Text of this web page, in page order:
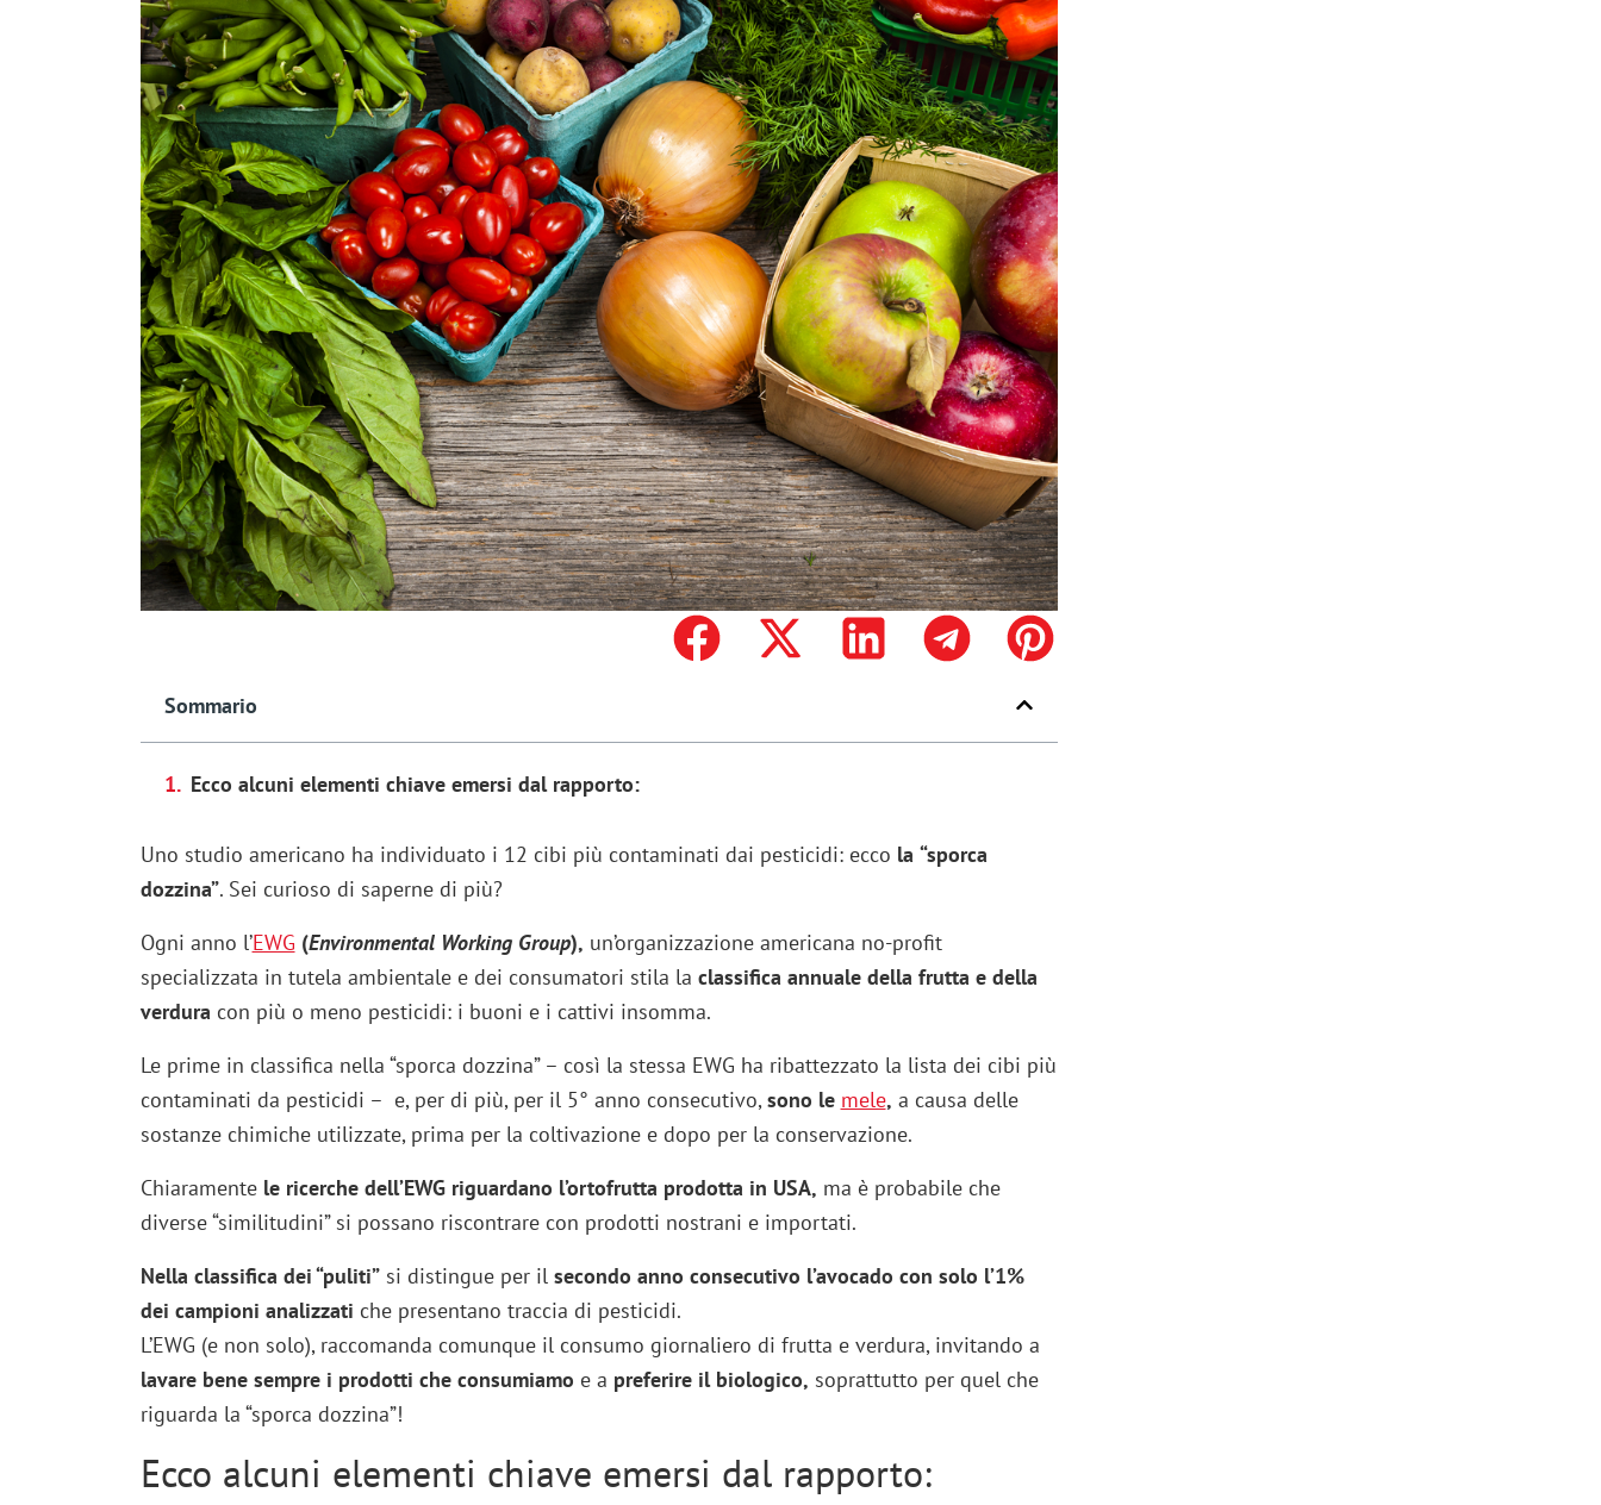
Sommario
Ecco alcuni elementi chiave emersi dal rapporto:
Uno studio americano ha individuato i 12 cibi più contaminati dai pesticidi: ecco la “sporca
dozzina”. Sei curioso di saperne di più?
Ogni anno l’EWG (Environmental Working Group), un’organizzazione americana no-profit
specializzata in tutela ambientale e dei consumatori stila la classifica annuale della frutta e della
verdura con più o meno pesticidi: i buoni e i cattivi insomma.
Le prime in classifica nella “sporca dozzina” – così la stessa EWG ha ribattezzato la lista dei cibi più
contaminati da pesticidi – e, per di più, per il 5° anno consecutivo,sono le mele, a causa delle
sostanze chimiche utilizzate, prima per la coltivazione e dopo per la conservazione.
Chiaramente le ricerche dell’EWG riguardano l’ortofrutta prodotta in USA, ma è probabile che
diverse “similitudini” si possano riscontrare con prodotti nostrani e importati.
Nella classifica dei “puliti”si distingue per il secondo anno consecutivo l’avocado con solo l’1%
dei campioni analizzati che presentano traccia di pesticidi.
L’EWG (e non solo), raccomanda comunque il consumo giornaliero di frutta e verdura, invitando a
lavare bene sempre i prodotti che consumiamo e a preferire il biologico, soprattutto per quel che
riguarda la “sporca dozzina”!
Ecco alcuni elementi chiave emersi dal rapporto: